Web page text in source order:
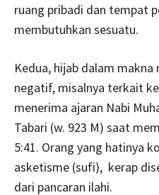
ruang pribadi dan tempat
membutuhkan sesuatu.
Kedua, hijab dalam
negatif, misalnya terkait
menerima ajaran Nabi
Tabari (w. 923 M) saat
5:41. Orang yang hatinya
asketisme (sufi), kerap
dari pancaran ilahi.